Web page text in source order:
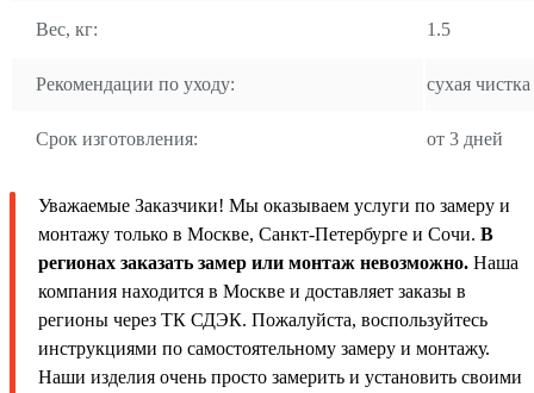
Вес, кг:
1.5
Рекомендации по уходу: сухая чистка
Срок изготовления: от 3 дней
Уважаемые Заказчики! Мы оказываем услуги по замеру и
монтажу только в Москве, Санкт-Петербурге и Сочи. В
регионах заказать замер или монтаж невозможно. Наша
компания находится в Москве и доставляет заказы в
регионы через ТК СДЭК. Пожалуйста, воспользуйтесь
инструкциями по самостоятельному замеру и монтажу.
Наши изделия очень просто замерить и установить своими